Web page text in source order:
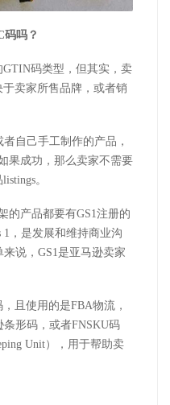
码吗？
码类型，但其实，卖
卖家所售品牌，或者销
自己手工制作的产品，
果成功，那么卖家不需要
。
的产品都要有GS1注册的
1，是发展和维持商业沟
说，GS1是亚马逊卖家
且使用的是FBA物流，
形码，或者FNSKU码
Unit），用于帮助卖